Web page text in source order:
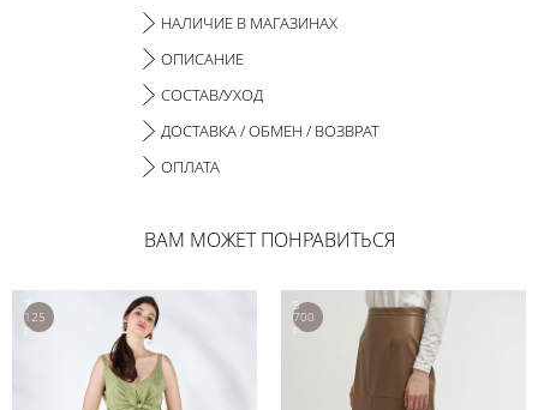
НАЛИЧИЕ В МАГАЗИНАХ
ОПИСАНИЕ
СОСТАВ/УХОД
ДОСТАВКА / ОБМЕН / ВОЗВРАТ
ОПЛАТА
ВАМ МОЖЕТ ПОНРАВИТЬСЯ
7
125
р.
5
700
р.